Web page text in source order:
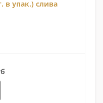
в упак.) слива